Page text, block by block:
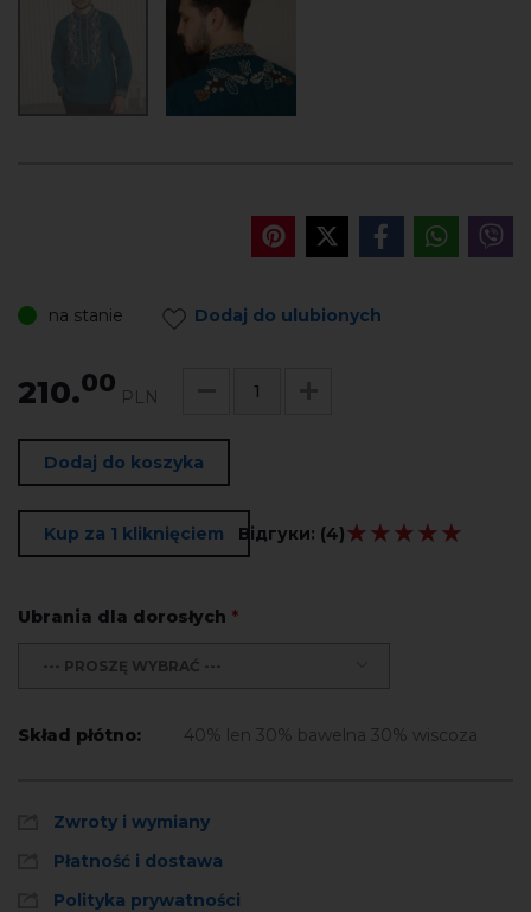
na stanie Dodaj do ulubionych
210.00 PLN
Dodaj do koszyka
Kup za 1 kliknięciem Відгуки: (4)★★★★★
★★★★★
Ubrania dla dorosłych *
--- PROSZĘ WYBRAĆ ---
Skład płótno: 40% len 30% bawelna 30% wiscoza
Zwroty i wymiany
Płatność i dostawa
Polityka prywatności